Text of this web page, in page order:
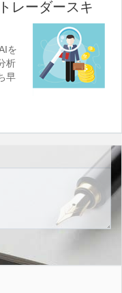
レーダースキ
を
析
早